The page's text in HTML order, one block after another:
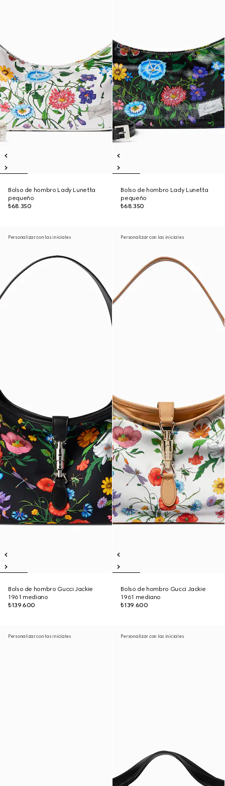
Bolso de hombro Lady Lunetta
pequeño
₺68.350
Bolso de hombro Lady Lunetta
pequeño
₺68.350
Personalizar con las iniciales
Bolso de hombro Gucci Jackie
1961 mediano
₺139.600
Personalizar con las iniciales
Bolso de hombro Gucci Jackie
1961 mediano
₺139.600
Personalizar con las iniciales Personalizar con las iniciales